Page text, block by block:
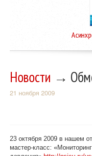
Новости →
21 ноября 2009
23 октября 2009 в нашем
мастер-класс: